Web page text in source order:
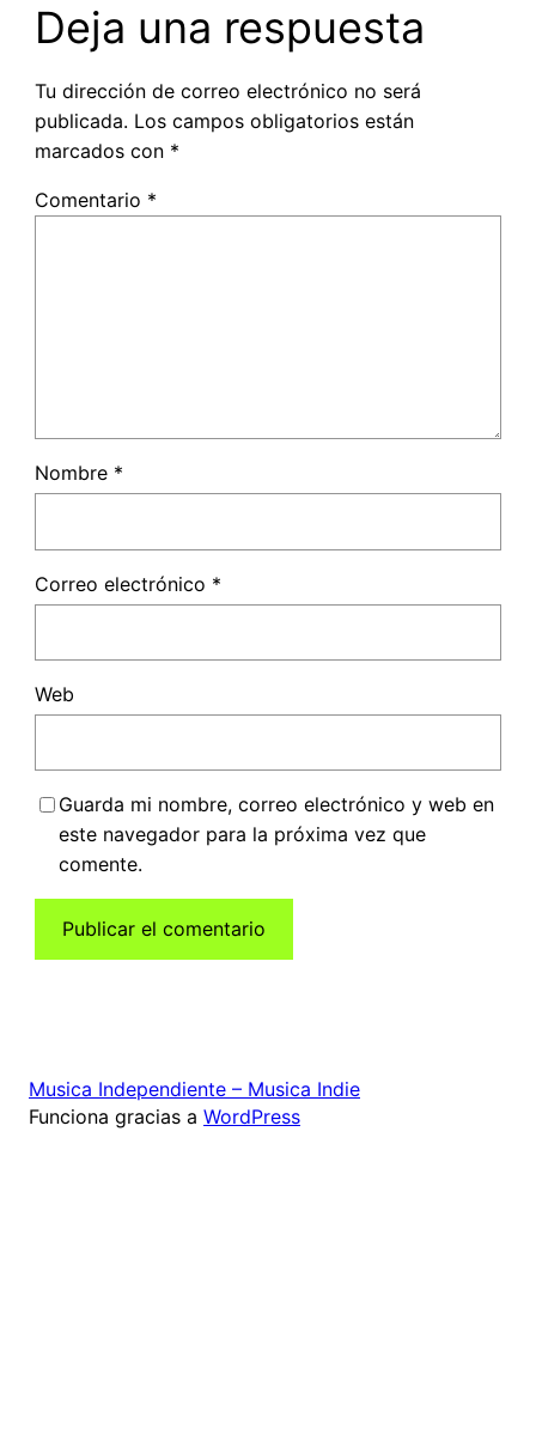
Deja una respuesta
Tu dirección de correo electrónico no será
publicada. Los campos obligatorios están
marcados con *
Comentario *
Nombre *
Correo electrónico *
Web
Guarda mi nombre, correo electrónico y web en
este navegador para la próxima vez que
comente.
Musica Independiente – Musica Indie
Funciona gracias a WordPress